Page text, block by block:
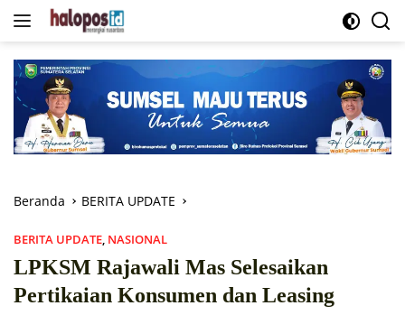
Langsung
Beranda BERITA UPDATE
BERITA UPDATE NASIONAL
LPKSM Rajawali Mas Selesaikan
Pertikaian Konsumen dan Leasing